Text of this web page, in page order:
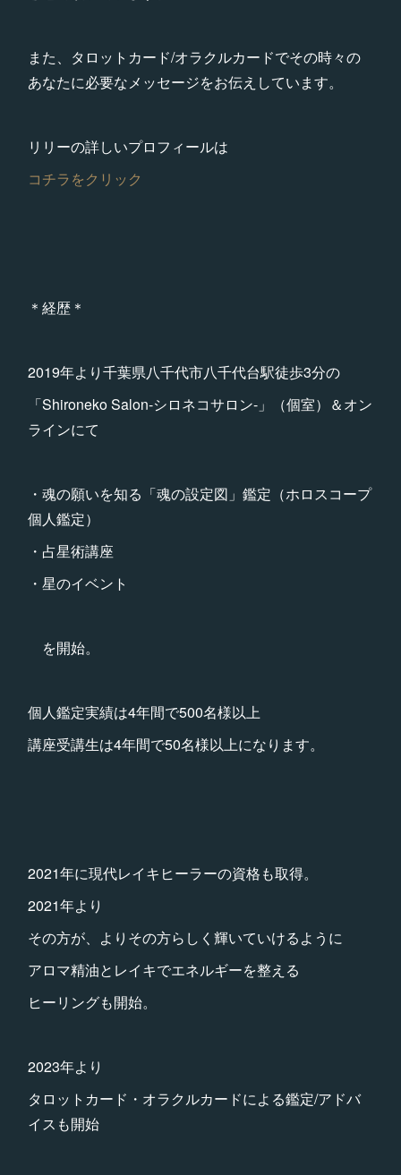
また、タロットカード/オラクルカードでその時々の
あなたに必要なメッセージをお伝えしています。
リリーの詳しいプロフィールは
コチラをクリック
＊経歴＊
2019年より千葉県八千代市八千代台駅徒歩3分の
「Shironeko Salon-シロネコサロン-」（個室）＆オン
ラインにて
・魂の願いを知る「魂の設定図」鑑定（ホロスコープ
個人鑑定）
・占星術講座
・星のイベント
を開始。
個人鑑定実績は4年間で500名様以上
講座受講生は4年間で50名様以上になります。
2021年に現代レイキヒーラーの資格も取得。
2021年より
その方が、よりその方らしく輝いていけるように
アロマ精油とレイキでエネルギーを整える
ヒーリングも開始。
2023年より
タロットカード・オラクルカードによる鑑定/アドバ
イスも開始